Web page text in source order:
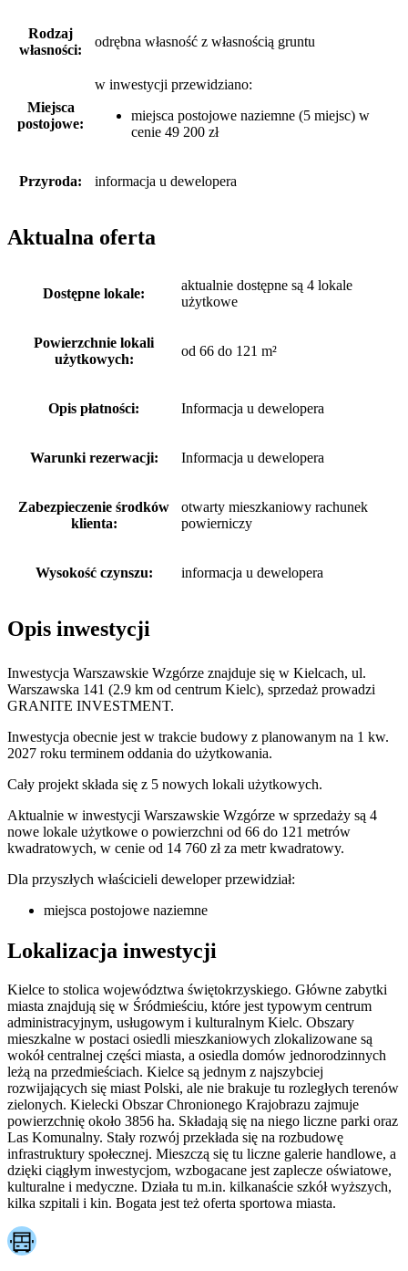
Rodzaj
własności:
odrębna własność z własnością gruntu
Miejsca
postojowe:
w inwestycji przewidziano:
miejsca postojowe naziemne (5 miejsc) w
cenie 49 200 zł
Przyroda: informacja u dewelopera
Aktualna oferta
Dostępne lokale:
aktualnie dostępne są 4 lokale
użytkowe
Powierzchnie lokali
użytkowych:
od 66 do 121 m²
Opis płatności: Informacja u dewelopera
Warunki rezerwacji: Informacja u dewelopera
Zabezpieczenie środków
klienta:
otwarty mieszkaniowy rachunek
powierniczy
Wysokość czynszu: informacja u dewelopera
Opis inwestycji
Inwestycja Warszawskie Wzgórze znajduje się w Kielcach, ul.
Warszawska 141 (2.9 km od centrum Kielc), sprzedaż prowadzi
GRANITE INVESTMENT.
Inwestycja obecnie jest w trakcie budowy z planowanym na 1 kw.
2027 roku terminem oddania do użytkowania.
Cały projekt składa się z 5 nowych lokali użytkowych.
Aktualnie w inwestycji Warszawskie Wzgórze w sprzedaży są 4
nowe lokale użytkowe o powierzchni od 66 do 121 metrów
kwadratowych, w cenie od 14 760 zł za metr kwadratowy.
Dla przyszłych właścicieli deweloperprzewidział:
miejsca postojowe naziemne
Lokalizacja inwestycji
Kielce to stolica województwa świętokrzyskiego. Główne zabytki
miasta znajdują się w Śródmieściu, które jest typowym centrum
administracyjnym, usługowym i kulturalnym Kielc. Obszary
mieszkalne w postaci osiedli mieszkaniowych zlokalizowane są
wokół centralnej części miasta, a osiedla domów jednorodzinnych
leżą na przedmieściach. Kielce są jednym z najszybciej
rozwijających się miast Polski, ale nie brakuje tu rozległych terenów
zielonych. Kielecki Obszar Chronionego Krajobrazu zajmuje
powierzchnię około 3856 ha. Składają się na niego liczne parki oraz
Las Komunalny. Stały rozwój przekłada się na rozbudowę
infrastruktury społecznej. Mieszczą się tu liczne galerie handlowe, a
dzięki ciągłym inwestycjom, wzbogacane jest zaplecze oświatowe,
kulturalne i medyczne. Działa tu m.in. kilkanaście szkół wyższych,
kilka szpitali i kin. Bogata jest też oferta sportowa miasta.